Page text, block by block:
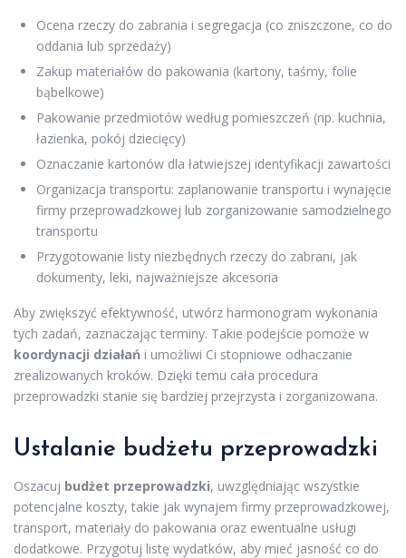
Ocena rzeczy do zabrania i segregacja (co zniszczone, co do
oddania lub sprzedaży)
Zakup materiałów do pakowania (kartony, taśmy, folie
bąbelkowe)
Pakowanie przedmiotów według pomieszczeń (np. kuchnia,
łazienka, pokój dziecięcy)
Oznaczanie kartonów dla łatwiejszej identyfikacji zawartości
Organizacja transportu: zaplanowanie transportu i wynajęcie
firmy przeprowadzkowej lub zorganizowanie samodzielnego
transportu
Przygotowanie listy niezbędnych rzeczy do zabrani, jak
dokumenty, leki, najważniejsze akcesoria
Aby zwiększyć efektywność, utwórz harmonogram wykonania
tych zadań, zaznaczając terminy. Takie podejście pomoże w
koordynacji działań i umożliwi Ci stopniowe odhaczanie
zrealizowanych kroków. Dzięki temu cała procedura
przeprowadzki stanie się bardziej przejrzysta i zorganizowana.
Ustalanie budżetu przeprowadzki
Oszacuj budżet przeprowadzki, uwzględniając wszystkie
potencjalne koszty, takie jak wynajem firmy przeprowadzkowej,
transport, materiały do pakowania oraz ewentualne usługi
dodatkowe. Przygotuj listę wydatków, aby mieć jasność co do